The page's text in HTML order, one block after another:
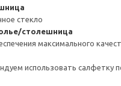
стекло
столешница
максимального
использовать салфетку